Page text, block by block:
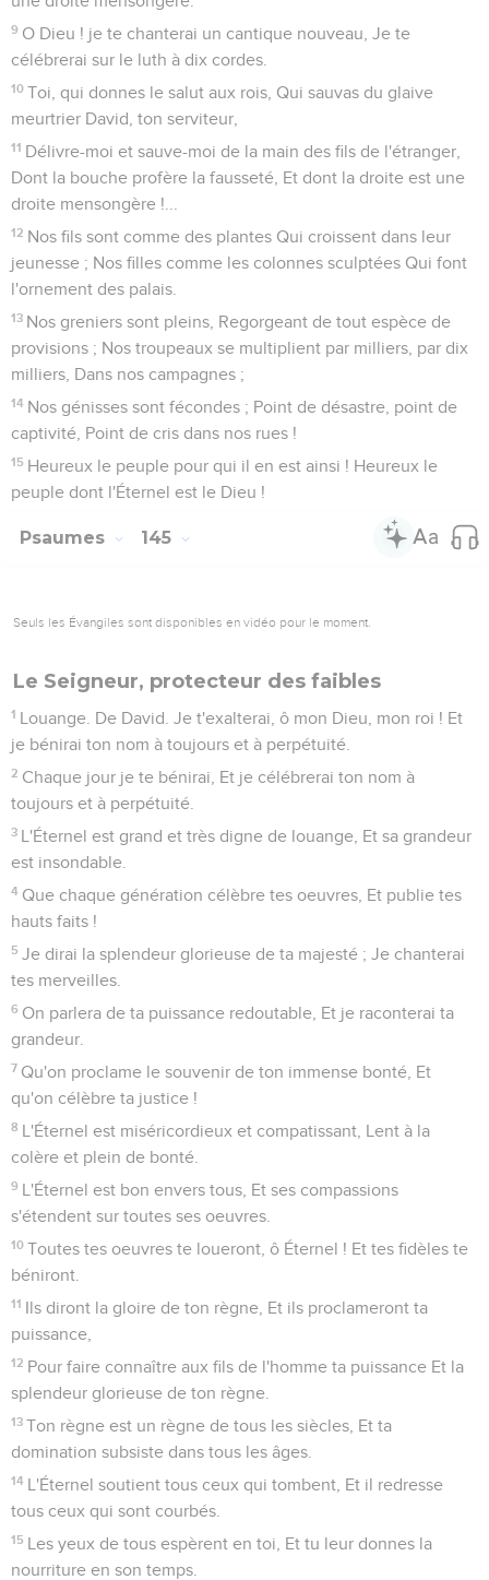
9 O Dieu ! je te chanterai un cantique nouveau, Je te
célébrerai sur le luth à dix cordes.
10 Toi, qui donnes le salut aux rois, Qui sauvas du glaive
meurtrier David, ton serviteur,
11 Délivre-moi et sauve-moi de la main des fils de l'étranger,
Dont la bouche profère la fausseté, Et dont la droite est une
droite mensongère !...
12 Nos fils sont comme des plantes Qui croissent dans leur
jeunesse ; Nos filles comme les colonnes sculptées Qui font
l'ornement des palais.
13 Nos greniers sont pleins, Regorgeant de tout espèce de
provisions ; Nos troupeaux se multiplient par milliers, par dix
milliers, Dans nos campagnes ;
14 Nos génisses sont fécondes ; Point de désastre, point de
captivité, Point de cris dans nos rues !
15 Heureux le peuple pour qui il en est ainsi ! Heureux le
peuple dont l'Éternel est le Dieu !
Psaumes 145
Seuls les Évangiles sont disponibles en vidéo pour le moment.
Le Seigneur, protecteur des faibles
1 Louange. De David. Je t'exalterai, ô mon Dieu, mon roi ! Et
je bénirai ton nom à toujours et à perpétuité.
2 Chaque jour je te bénirai, Et je célébrerai ton nom à
toujours et à perpétuité.
3 L'Éternel est grand et très digne de louange, Et sa grandeur
est insondable.
4 Que chaque génération célèbre tes oeuvres, Et publie tes
hauts faits !
5 Je dirai la splendeur glorieuse de ta majesté ; Je chanterai
tes merveilles.
6 On parlera de ta puissance redoutable, Et je raconterai ta
grandeur.
7 Qu'on proclame le souvenir de ton immense bonté, Et
qu'on célèbre ta justice !
8 L'Éternel est miséricordieux et compatissant, Lent à la
colère et plein de bonté.
9 L'Éternel est bon envers tous, Et ses compassions
s'étendent sur toutes ses oeuvres.
10 Toutes tes oeuvres te loueront, ô Éternel ! Et tes fidèles te
béniront.
11 Ils diront la gloire de ton règne, Et ils proclameront ta
puissance,
12 Pour faire connaître aux fils de l'homme ta puissance Et la
splendeur glorieuse de ton règne.
13 Ton règne est un règne de tous les siècles, Et ta
domination subsiste dans tous les âges.
14 L'Éternel soutient tous ceux qui tombent, Et il redresse
tous ceux qui sont courbés.
15 Les yeux de tous espèrent en toi, Et tu leur donnes la
nourriture en son temps.